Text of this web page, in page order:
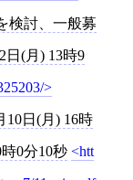
検討、一般募
日(月) 13時9
10日(月) 16時
0分10秒 htt